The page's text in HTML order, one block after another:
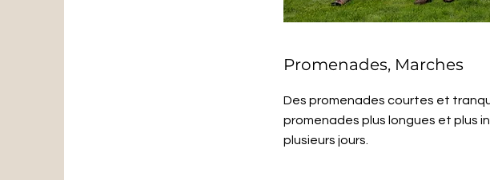
Promenades, Marches
Des promenades courtes et
promenades plus longues et plus
plusieurs jours.